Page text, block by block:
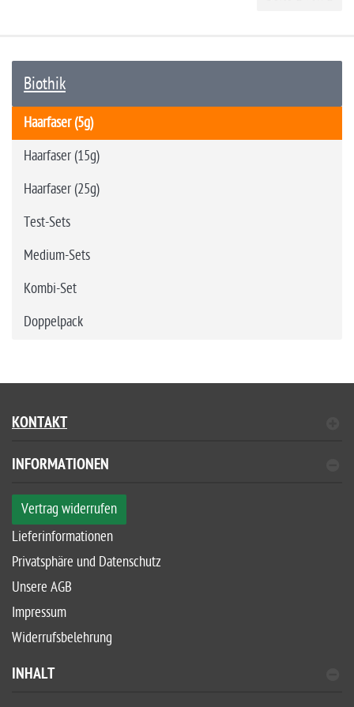
Biothik
Haarfaser (5g)
Haarfaser (15g)
Haarfaser (25g)
Test-Sets
Medium-Sets
Kombi-Set
Doppelpack
KONTAKT
INFORMATIONEN
Vertrag widerrufen
Lieferinformationen
Privatsphäre und Datenschutz
Unsere AGB
Impressum
Widerrufsbelehrung
INHALT